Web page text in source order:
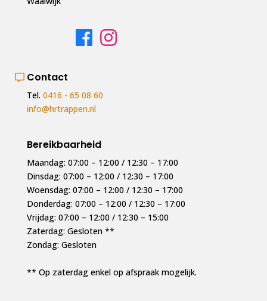
Contact
Tel. 0416 - 65 08 60
info@hrtrappen.nl
Bereikbaarheid
Maandag: 07:00 – 12:00 / 12:30 – 17:00
Dinsdag: 07:00 – 12:00 / 12:30 – 17:00
Woensdag: 07:00 – 12:00 / 12:30 – 17:00
Donderdag: 07:00 – 12:00 / 12:30 – 17:00
Vrijdag: 07:00 – 12:00 / 12:30 – 15:00
Zaterdag: Gesloten **
Zondag: Gesloten
** Op zaterdag enkel op afspraak mogelijk.